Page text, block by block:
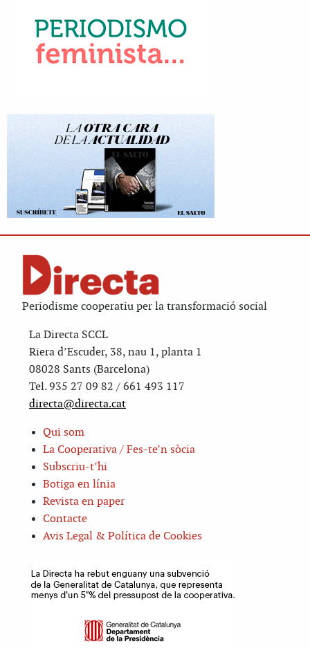
Periodisme cooperatiu per la transformació social
La Directa SCCL
Riera d’Escuder, 38, nau 1, planta 1
08028 Sants (Barcelona)
Tel. 935 27 09 82 / 661 493 117
directa@directa.cat
Qui som
La Cooperativa / Fes-te’n sòcia
Subscriu-t’hi
Botiga en línia
Revista en paper
Contacte
Avis Legal & Política de Cookies